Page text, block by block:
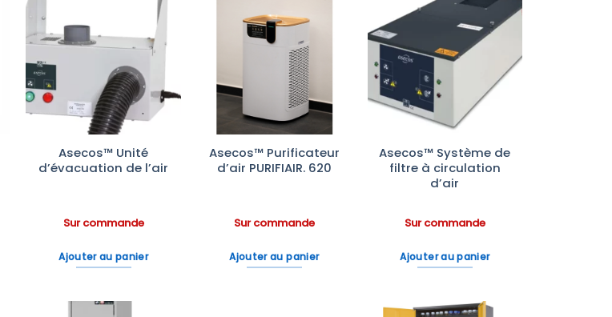
Ajouter
à la liste
d’envies
Asecos™ Unité
d’évacuation de l’air
Sur commande
Ajouter au panier
Ajouter
à la liste
d’envies
Asecos™ Purificateur
d’air PURIFIAIR. 620
Sur commande
Ajouter au panier
à la liste
d’envies
Asecos™ Système de
filtre à circulation
d’air
Sur commande
Ajouter au panier